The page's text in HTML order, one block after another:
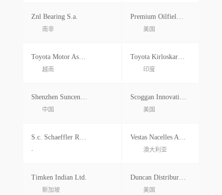
Znl Bearing S.a.
南非
Premium Oilfield Technologies
美国
Toyota Motor Asia(singapore)pte Ltd
越南
Toyota Kirloskar Motor Pvt Ltd.
印度
Shenzhen Suncent Auto Parts Technol Ogy Company
中国
Scoggan Innovation Co Ltd Co Fba
美国
S.c. Schaeffler Romania S.r.l.
-
Vestas Nacelles America Inc.
澳大利亚
Timken Indian Ltd.
新加坡
Duncan Distriburtion Center
美国